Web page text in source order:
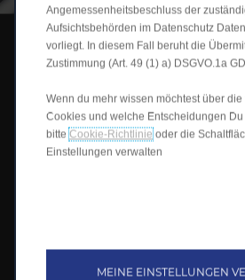
EIN RAUM, DER
Das klar gestaltete Cockpit folgt
menschenzentrierten
intelligenter Reduktion eine
Umgebung.
Angemessenheitsbeschluss der
Aufsichtsbehörden im Datenschutz
vorliegt. In diesem Fall beruht die
Zustimmung (Art. 49 (1) a) DSGVO.1a
Wenn du mehr wissen möchtest über
Cookies und welche Entscheidungen
bitte Cookie-Richtlinie oder die
Einstellungen verwalten
MEINE EINSTELLUNGEN